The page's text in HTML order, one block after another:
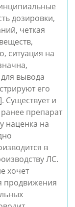
дозировки,
четкая
ситуация на
вывода
его
]. Существует и
препарат
наценка на
в
ЛC.
хочет
продвижения